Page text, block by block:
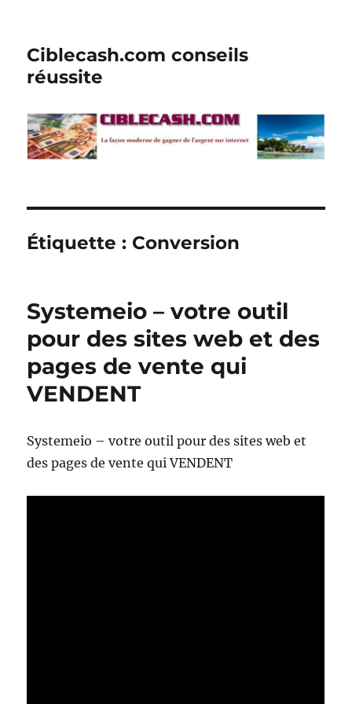
Ciblecash.com conseils
réussite
Étiquette : Conversion
Systemeio – votre outil
pour des sites web et des
pages de vente qui
VENDENT
Systemeio – votre outil pour des sites web et
des pages de vente qui VENDENT